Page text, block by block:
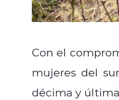
Con el
mujeres del
décima y